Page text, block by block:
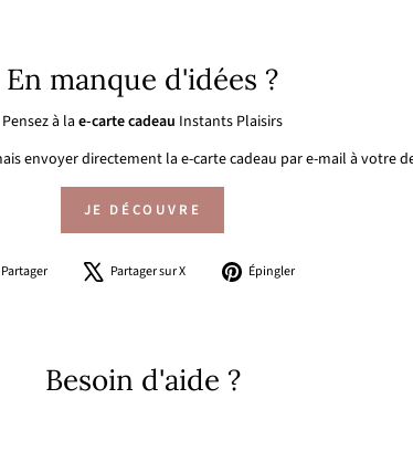
En manque d'idées ?
Pensez à la e-carte cadeau Instants Plaisirs
envoyer directement la e-carte cadeau par e-mail à votre
JE DÉCOUVRE
Partager
PartagerPartager sur X
TweeterÉpingler
Besoin d'aide ?